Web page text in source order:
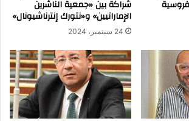
شراكة بين «جمعية الناشرين
الإماراتيين» و«نتورك إنترناشيونال»
24 سبتمبر، 2024